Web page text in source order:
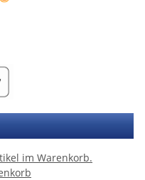
im Warenkorb.